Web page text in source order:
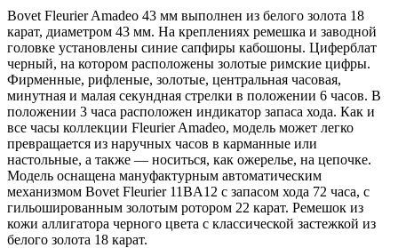
Bovet Fleurier Amadeo 43 мм выполнен из белого золота 18
карат, диаметром 43 мм. На креплениях ремешка и заводной
головке установлены синие сапфиры кабошоны. Циферблат
черный, на котором расположены золотые римские цифры.
Фирменные, рифленые, золотые, центральная часовая,
минутная и малая секундная стрелки в положении 6 часов. В
положении 3 часа расположен индикатор запаса хода. Как и
все часы коллекции Fleurier Amadeo, модель может легко
превращается из наручных часов в карманные или
настольные, а также — носиться, как ожерелье, на цепочке.
Модель оснащена мануфактурным автоматическим
механизмом Bovet Fleurier 11BA12 с запасом хода 72 часа, с
гильошированным золотым ротором 22 карат. Ремешок из
кожи аллигатора черного цвета с классической застежкой из
белого золота 18 карат.